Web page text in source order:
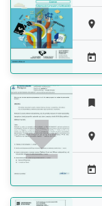
 




